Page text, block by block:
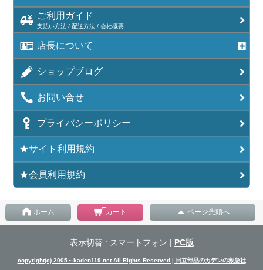
ご利用ガイド
支払い方法 / 配送方法 / 会社概要
店長について
ショップブログ
お問い合せ
プライバシーポリシー
★サイト利用規約
★会員利用規約
ホーム カート ページ先頭へ
表示切替 : スマートフォン | PC版
copyright(c) 2005～kaden119.net All Rights Reserved | 日立部品のカデンの救急社